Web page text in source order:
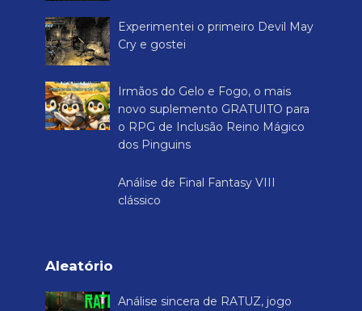
Experimentei o primeiro Devil May
Cry e gostei
Irmãos do Gelo e Fogo, o mais
novo suplemento GRATUITO para
o RPG de Inclusão Reino Mágico
dos Pinguins
Análise de Final Fantasy VIII
clássico
Aleatório
Análise sincera de RATUZ, jogo